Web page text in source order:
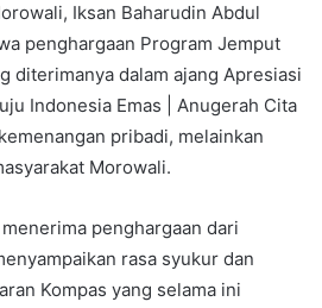
Iksan Baharudin Abdul
penghargaan Program Jemput
diterimanya dalam ajang Apresiasi
Indonesia Emas | Anugerah Cita
pribadi, melainkan
Morowali.
penghargaan dari
rasa syukur dan
Kompas yang selama ini